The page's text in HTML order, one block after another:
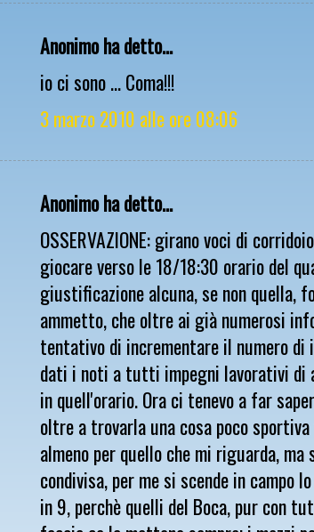
Anonimo ha detto...
io ci sono ... Coma!!!
3 marzo 2010 alle ore 08:06
Anonimo ha detto...
OSSERVAZIONE: girano voci di
giocare verso le 18/18:30 orario del
giustificazione alcuna, se non quella,
ammetto, che oltre ai già numerosi
tentativo di incrementare il numero di
dati i noti a tutti impegni lavorativi di
in quell'orario. Ora ci tenevo a far
oltre a trovarla una cosa poco
almeno per quello che mi riguarda, ma
condivisa, per me si scende in campo
in 9, perchè quelli del Boca, pur con